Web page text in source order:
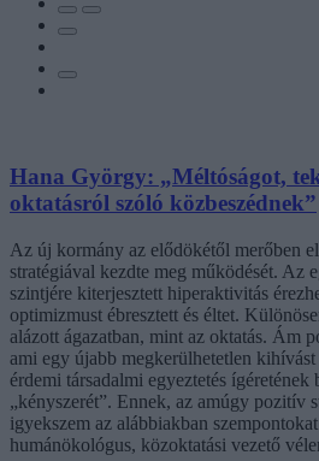
Hana György: „Méltóságot,
oktatásról szóló közbeszédnek”
Az új kormány az elődökétől merőben
stratégiával kezdte meg működését. Az
szintjére kiterjesztett hiperaktivitás
optimizmust ébresztett és éltet.
alázott ágazatban, mint az oktatás. Ám
ami egy újabb megkerülhetetlen
érdemi társadalmi egyeztetés ígéretének
„kényszerét”. Ennek, az amúgy pozitív
igyekszem az alábbiakban
humánökológus, közoktatási vezető